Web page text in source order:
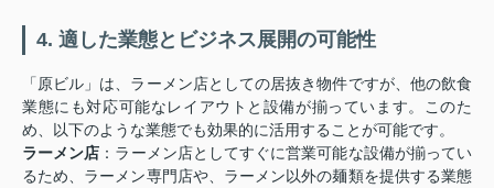
4. 適した業態とビジネス展開の可能性
「原ビル」は、ラーメン店としての居抜き物件ですが、他の飲食
業態にも対応可能なレイアウトと設備が揃っています。このた
め、以下のような業態でも効果的に活用することが可能です。
ラーメン店 ：ラーメン店としてすぐに営業可能な設備が揃ってい
るため、ラーメン専門店や、ラーメン以外の麺類を提供する業態